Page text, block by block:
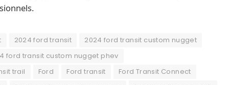
2024 ford transit
2024 ford transit custom nugget
ford transit custom nugget phev
trail
Ford Ford transit
Ford Transit Connect